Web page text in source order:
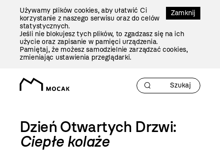
Zamknij
Używamy plików cookies, aby ułatwić Ci
korzystanie z naszego serwisu oraz do celów
statystycznych.
Jeśli nie blokujesz tych plików, to zgadzasz się na ich
użycie oraz zapisanie w pamięci urządzenia.
Pamiętaj, że możesz samodzielnie zarządzać cookies,
zmieniając ustawienia przeglądarki.
Dzień Otwartych Drzwi:
Ciepłe kolaże